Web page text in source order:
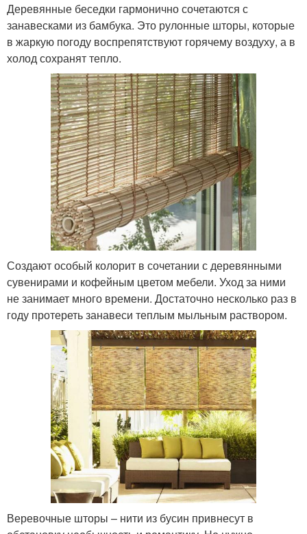
Деревянные беседки гармонично сочетаются с
занавесками из бамбука. Это рулонные шторы, которые
в жаркую погоду воспрепятствуют горячему воздуху, а в
холод сохранят тепло.
Создают особый колорит в сочетании с деревянными
сувенирами и кофейным цветом мебели. Уход за ними
не занимает много времени. Достаточно несколько раз в
году протереть занавеси теплым мыльным раствором.
Веревочные шторы – нити из бусин привнесут в